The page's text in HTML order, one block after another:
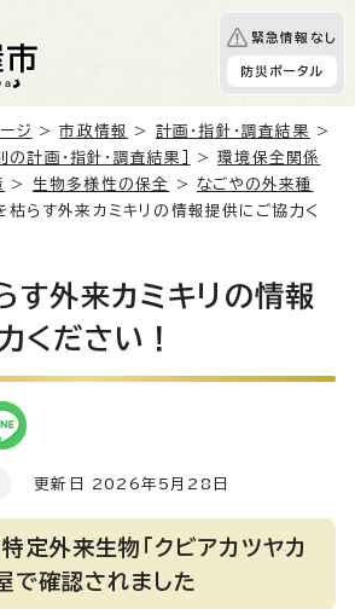
緊急情報なし
防災ポータル
ジ >市政情報 > 計画・指針・調査結果
>
計画・指針・調査結果］
>環境保全関係
> 生物多様性の保全 >なごやの外来種
枯らす外来カミキリの情報提供にご協力く
す外来カミキリの情報
ください！
更新日 2026年5月28日
定外来生物「クビアカツヤカ
で確認されました